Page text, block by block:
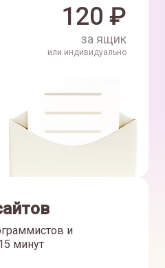
120 ₽
за ящик
или индивидуально
и
минут